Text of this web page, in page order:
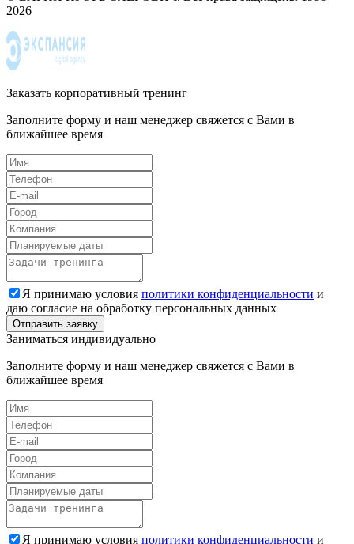
2026
Заказать корпоративный тренинг
Заполните форму и наш менеджер свяжется с Вами в
ближайшее время
Я принимаю условия политики конфиденциальности и
даю согласие на обработку персональных данных
Заниматься индивидуально
Заполните форму и наш менеджер свяжется с Вами в
ближайшее время
Я принимаю условия политики конфиденциальности и